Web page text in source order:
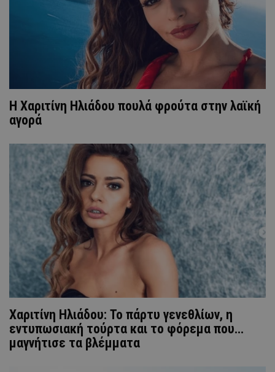
Η Χαριτίνη Ηλιάδου πουλά φρούτα στην λαϊκή
αγορά
Xαριτίνη Ηλιάδου: Το πάρτυ γενεθλίων, η
εντυπωσιακή τούρτα και το φόρεμα που...
μαγνήτισε τα βλέμματα